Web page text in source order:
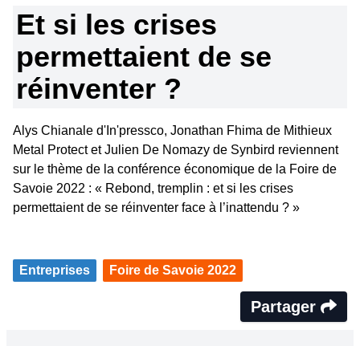
Et si les crises
permettaient de se
réinventer ?
Alys Chianale d'In'pressco, Jonathan Fhima de Mithieux
Metal Protect et Julien De Nomazy de Synbird reviennent
sur le thème de la conférence économique de la Foire de
Savoie 2022 : « Rebond, tremplin : et si les crises
permettaient de se réinventer face à l’inattendu ? »
Entreprises Foire de Savoie 2022
Partager